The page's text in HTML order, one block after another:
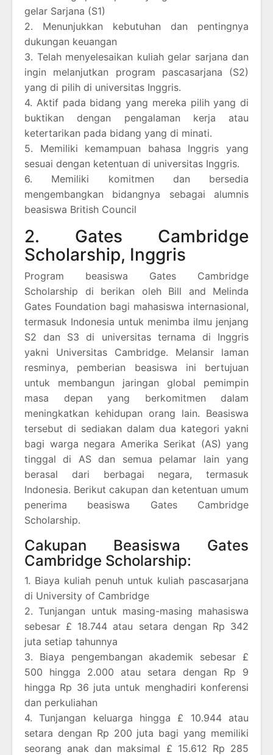
gelar Sarjana (S1)
2. Menunjukkan kebutuhan dan pentingnya
dukungan keuangan
3. Telah menyelesaikan kuliah gelar sarjana dan
ingin melanjutkan program pascasarjana (S2)
yang di pilih di universitas Inggris.
4. Aktif pada bidang yang mereka pilih yang di
buktikan dengan pengalaman kerja atau
ketertarikan pada bidang yang di minati.
5. Memiliki kemampuan bahasa Inggris yang
sesuai dengan ketentuan di universitas Inggris.
6. Memiliki komitmen dan bersedia
mengembangkan bidangnya sebagai alumnis
beasiswa British Council
2. Gates Cambridge
Scholarship, Inggris
Program beasiswa Gates Cambridge
Scholarship di berikan oleh Bill and Melinda
Gates Foundation bagi mahasiswa internasional,
termasuk Indonesia untuk menimba ilmu jenjang
S2 dan S3 di universitas ternama di Inggris
yakni Universitas Cambridge. Melansir laman
resminya, pemberian beasiswa ini bertujuan
untuk membangun jaringan global pemimpin
masa depan yang berkomitmen dalam
meningkatkan kehidupan orang lain. Beasiswa
tersebut di sediakan dalam dua kategori yakni
bagi warga negara Amerika Serikat (AS) yang
tinggal di AS dan semua pelamar lain yang
berasal dari berbagai negara, termasuk
Indonesia. Berikut cakupan dan ketentuan umum
penerima beasiswa Gates Cambridge
Scholarship.
Cakupan Beasiswa Gates
Cambridge Scholarship:
1. Biaya kuliah penuh untuk kuliah pascasarjana
di University of Cambridge
2. Tunjangan untuk masing-masing mahasiswa
sebesar £ 18.744 atau setara dengan Rp 342
juta setiap tahunnya
3. Biaya pengembangan akademik sebesar £
500 hingga 2.000 atau setara dengan Rp 9
hingga Rp 36 juta untuk menghadiri konferensi
dan perkuliahan
4. Tunjangan keluarga hingga £ 10.944 atau
setara dengan Rp 200 juta bagi yang memiliki
seorang anak dan maksimal £ 15.612 Rp 285